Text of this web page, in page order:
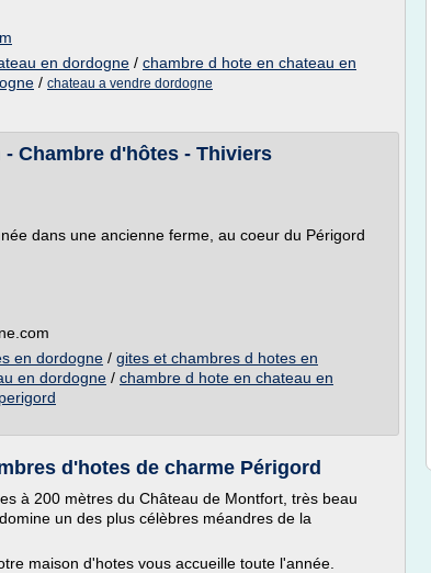
en dordogne / chambre d hote en chateau en
/ chateau a vendre dordogne
Chambre d'hôtes - Thiviers
dans une ancienne ferme, au coeur du Périgord
en dordogne / gites et chambres d hotes en
en dordogne / chambre d hote en chateau en
d'hotes de charme Périgord
à 200 mètres du Château de Montfort, très beau
un des plus célèbres méandres de la
maison d'hotes vous accueille toute l'année.